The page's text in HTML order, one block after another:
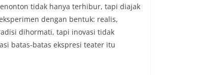
tidak hanya terhibur, tapi diajak
dengan bentuk: realis,
dihormati, tapi inovasi tidak
batas-batas ekspresi teater itu